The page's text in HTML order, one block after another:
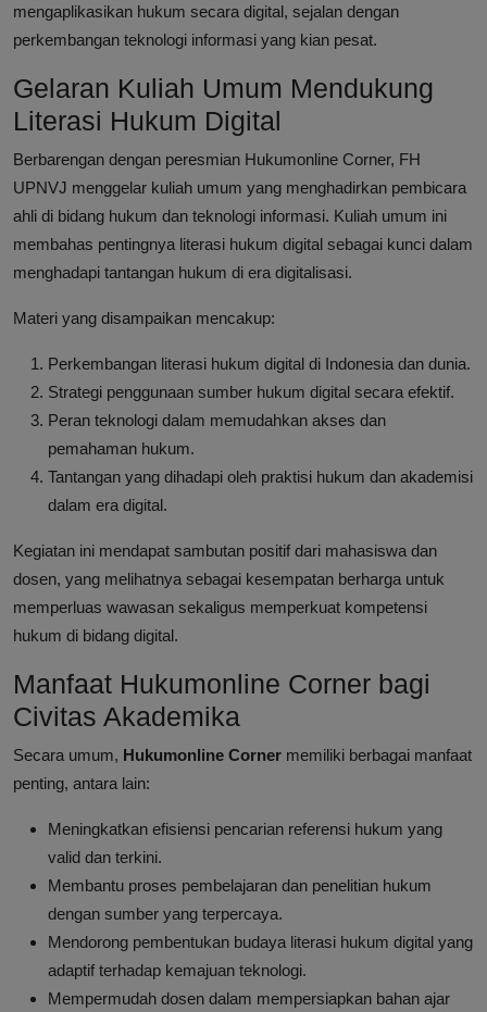
mengaplikasikan hukum secara digital, sejalan dengan
perkembangan teknologi informasi yang kian pesat.
Gelaran Kuliah Umum Mendukung
Literasi Hukum Digital
Berbarengan dengan peresmian Hukumonline Corner, FH
UPNVJ menggelar kuliah umum yang menghadirkan pembicara
ahli di bidang hukum dan teknologi informasi. Kuliah umum ini
membahas pentingnya literasi hukum digital sebagai kunci dalam
menghadapi tantangan hukum di era digitalisasi.
Materi yang disampaikan mencakup:
Perkembangan literasi hukum digital di Indonesia dan dunia.
Strategi penggunaan sumber hukum digital secara efektif.
Peran teknologi dalam memudahkan akses dan
pemahaman hukum.
Tantangan yang dihadapi oleh praktisi hukum dan akademisi
dalam era digital.
Kegiatan ini mendapat sambutan positif dari mahasiswa dan
dosen, yang melihatnya sebagai kesempatan berharga untuk
memperluas wawasan sekaligus memperkuat kompetensi
hukum di bidang digital.
Manfaat Hukumonline Corner bagi
Civitas Akademika
Secara umum, Hukumonline Corner memiliki berbagai manfaat
penting, antara lain:
Meningkatkan efisiensi pencarian referensi hukum yang
valid dan terkini.
Membantu proses pembelajaran dan penelitian hukum
dengan sumber yang terpercaya.
Mendorong pembentukan budaya literasi hukum digital yang
adaptif terhadap kemajuan teknologi.
Mempermudah dosen dalam mempersiapkan bahan ajar